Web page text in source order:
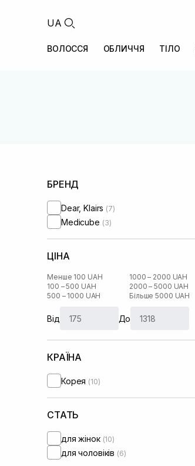
UA
ВОЛОССЯ ОБЛИЧЧЯ ТІЛО
БРЕНД
Dear, Klairs (7)
Medicube (3)
ЦІНА
Менше 100 UAH
100 – 500 UAH
500 – 1000 UAH
1000 – 2000 UAH
2000 – 5000 UAH
Більше 5000 UAH
Від До
КРАЇНА
Корея (10)
СТАТЬ
для жінок (10)
для чоловіків (6)